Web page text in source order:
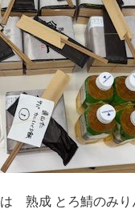
熟成 とろ鯖のみ